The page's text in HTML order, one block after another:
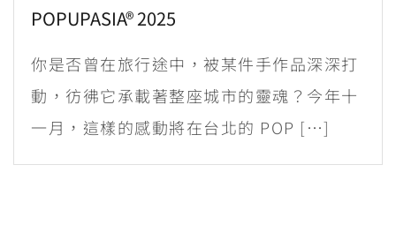
POPUPASIA® 2025
你是否曾在旅行途中，被某件手作品深深打
動，彷彿它承載著整座城市的靈魂？今年十
一月，這樣的感動將在台北的 POP […]